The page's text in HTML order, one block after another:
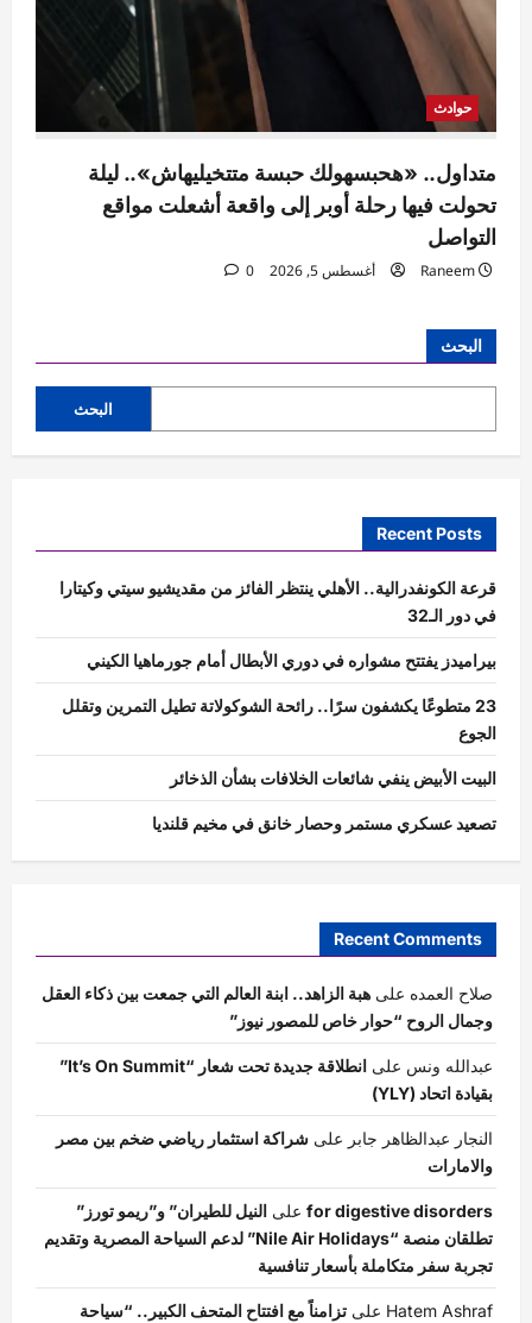
حوادث
متداول.. «هحبسهولك حبسة متتخيليهاش».. ليلة
تحولت فيها رحلة أوبر إلى واقعة أشعلت مواقع
التواصل
Raneem أغسطس 5, 2026 0
البحث
البحث
Recent Posts
قرعة الكونفدرالية.. الأهلي ينتظر الفائز من مقديشيو سيتي وكيتارا
في دور الـ32
بيراميدز يفتتح مشواره في دوري الأبطال أمام جورماهيا الكيني
23 متطوعًا يكشفون سرًا.. رائحة الشوكولاتة تطيل التمرين وتقلل
الجوع
البيت الأبيض ينفي شائعات الخلافات بشأن الذخائر
تصعيد عسكري مستمر وحصار خانق في مخيم قلنديا
Recent Comments
صلاح العمده على هبة الزاهد.. ابنة العالم التي جمعت بين ذكاء العقل
وجمال الروح “حوار خاص للمصور نيوز”
عبدالله ونس على
انطلاقة جديدة تحت شعار “It’s On Summit”
بقيادة اتحاد (YLY)
النجار عبدالظاهر جابر على شراكة استثمار رياضي ضخم بين مصر
والامارات
for digestive disorders على النيل للطيران” و”ريمو تورز”
تطلقان منصة “Nile Air Holidays” لدعم السياحة المصرية وتقديم
تجربة سفر متكاملة بأسعار تنافسية
Hatem Ashraf على تزامناً مع افتتاح المتحف الكبير.. “سياحة